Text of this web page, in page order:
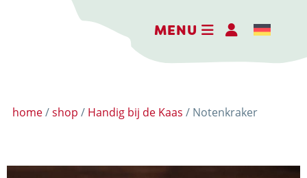
MENU
DE KAASMAKERIJ
home/shop / Handig bij de Kaas / Notenkraker